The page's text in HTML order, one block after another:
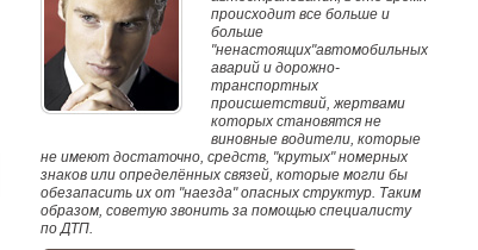
происходит все больше и
больше
"ненастоящих"автомобильных
аварий и дорожно-
транспортных
происшетствий, жертвами
которых становятся не
виновные водители, которые
не имеют достаточно, средств, "крутых" номерных
знаков или определённых связей, которые могли бы
обезапасить их от "наезда" опасных структур. Таким
образом, советую звонить за помощью специалисту
по ДТП.